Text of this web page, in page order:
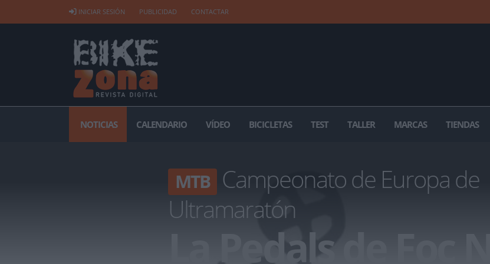
INICIAR SESIÓN PUBLICIDAD CONTACTAR
NOTICIAS CALENDARIO VÍDEO BICICLETAS TEST TALLER MARCAS TIENDAS
MTB Campeonato de Europa de
Ultramaratón
La Pedals de Foc